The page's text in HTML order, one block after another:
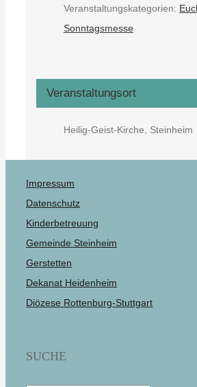
Veranstaltungskategorien:
Sonntagsmesse
Veranstaltungsort
Heilig-Geist-Kirche, Steinheim
Impressum
Datenschutz
Kinderbetreuung
Gemeinde Steinheim
Gerstetten
Dekanat Heidenheim
Diözese Rottenburg-Stuttgart
SUCHE